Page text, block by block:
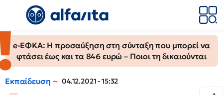
e-ΕΦΚΑ: Η προσαύξηση στη σύνταξη που μπορεί να
φτάσει έως και τα 846 ευρώ – Ποιοι τη δικαιούνται
Εκπαίδευση 04.12.2021 - 15:32